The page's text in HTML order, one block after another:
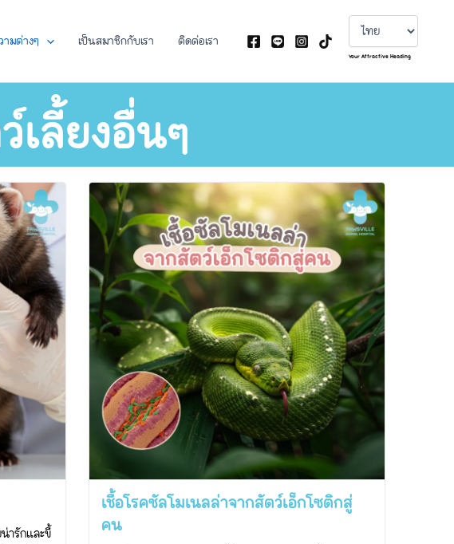
มต่างๆ เป็นสมาชิกกับเรา ติดต่อเรา
a
language
Your Attractive Heading
ลี้ยงอื่นๆ
ารักและขี้
เชื้อโรคซัลโมเนลล่าจากสัตว์เอ็กโซติกสู่
คน